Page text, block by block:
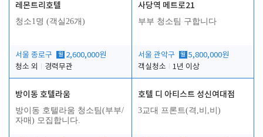
레몬트리호텔
청소1명 (객실26개)
서울 종로구 월 2,600,000원
청소 외
경력무관
사당역 메트로21
부부 청소팀 구합니다
서울 관악구 월 5,800,000원
객실청소
1년 이상
방이동 호텔라움
방이동 호텔라움 청소팀(부부/
자매) 모집합니다.
호텔 디 아티스트 성신여대점
3교대 프론트(격,비,비)